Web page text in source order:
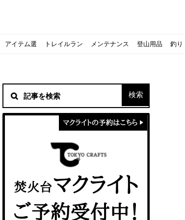
九鬼山（くきやま）登山体験レポ
の谷川岳で今シーズン最後の雪山を堪能してきた
方法や条件、手続きの流れを確認
プ場の宿泊や利用券をふるさと納税でゲット！おすすめ
きました
水郷で持ち込みBBQしてみた
のアウトドアブーツならダナー！3つの理由とおすすめア
た！
リル入荷してます！ @小倉店
ーヌトレッキング編〜
ピングアイディア7選！家にいながらおしゃれキャンプ♪
品の『ポイント買取』について
イトの口コミ・評判は？人気焚き火台の魅力・気になる
も作れるおすすめレシピをご紹介
槍ヶ岳へ！
岳最高峰へ】南八ヶ岳テント泊登山、赤岳〜横岳〜硫黄
すめヘッドライトのご紹介
ズはどちらを選ぶべき？｜サロモンの定番シューズで解
ーのおすすめリュック容量別12選｜目的別の選び方も合
ティバ！3つの理由とおすすめ7選
ミングユーザー参加型の動画マップ「クライミングチャ
『食感と旨みのタマゴサンド』の作り方
食われるか、野生動物で一番怖いのは【17＃自分のキャ
、人気の理由とおすすめウェアを紹介
パ◎】キャンプデビューに最適！サウスフィールドのお
アイテム選
、人気の理由とおすすめウェアを紹介
パ◎】キャンプデビューに最適！サウスフィールドのお
トレイルラン
ンの定番シューズで解説&ご紹介
必要な装備6選【初級〜中級者向け】
ン初心者必見！日頃のトレーニングから中距離レースま
メンテナンス
説すすめ水筒を紹介！便利アイテムも
チャンネル】使わなくなったキャンプ道具の行方！【初
登山用品
数・用途別でおすすめを紹介
ミング道具はゼロポイントで揃えよう！種類別で人気ア
釣り
ート】
グロッドおすすめ10選！基本タックルから選び方まで紹介
魅力と用途別おすすめリュック9選
トンブロスのブランドに込められた想いとは！？おすす
どきの海外キャンプ事情をご紹介Part.1〜ロサンゼルス
シエキャンパーSakiさんに教わる！簡単『フルーツシロ
簡単『フルーツシロップ』の作り方
シエキャンパーSakiさんに教わる！簡単アウトドアスイ
ほか『シュウマイ』の作り方
パン好き必見！モチモチ『ベーグル』の作り方
シエキャンパーSakiさんに教わる！ピリ辛が後引くうま